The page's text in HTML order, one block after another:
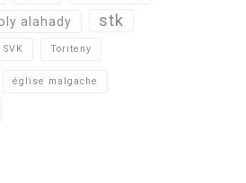
alahady stk
SVK Toriteny
église malgache